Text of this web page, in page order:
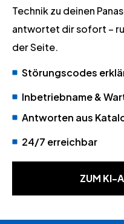
Technik zu deinen
antwortet dir sofort –
der Seite.
Störungscodes
Inbetriebname &
Antworten aus
24/7 erreichbar
ZUM KI-